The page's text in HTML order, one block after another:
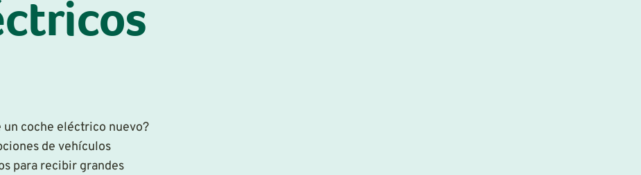
un coche eléctrico nuevo?
de vehículos
para recibir grandes